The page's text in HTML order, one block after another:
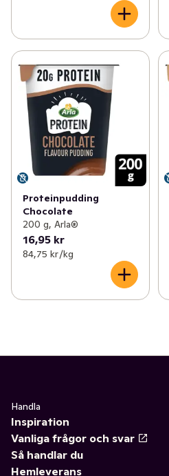
Proteinpudding
Chocolate
200 g, Arla®
16,95 kr
84,75 kr /kg
Handla
Inspiration
Vanliga frågor och svar
Så handlar du
Hemleverans